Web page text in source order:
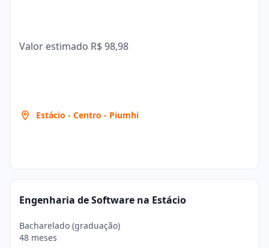
Valor estimado R$ 98,98
Estácio - Centro - Piumhi
Engenharia de Software na Estácio
Bacharelado (graduação)
48 meses